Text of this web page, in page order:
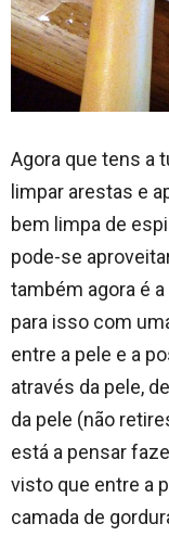
Agora que tens a
limpar arestas e
bem limpa de
pode-se
também agora é
para isso com
entre a pele e a
através da pele,
da pele (não
está a pensar
visto que entre a
camada de